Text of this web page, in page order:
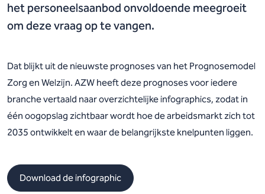
het personeelsaanbod onvoldoende meegroeit
om deze vraag op te vangen.
Dat blijkt uit de nieuwste prognoses van het Prognosemodel
Zorg en Welzijn. AZW heeft deze prognoses voor iedere
branche vertaald naar overzichtelijke infographics, zodat in
één oogopslag zichtbaar wordt hoe de arbeidsmarkt zich tot
2035 ontwikkelt en waar de belangrijkste knelpunten liggen.
Download de infographic